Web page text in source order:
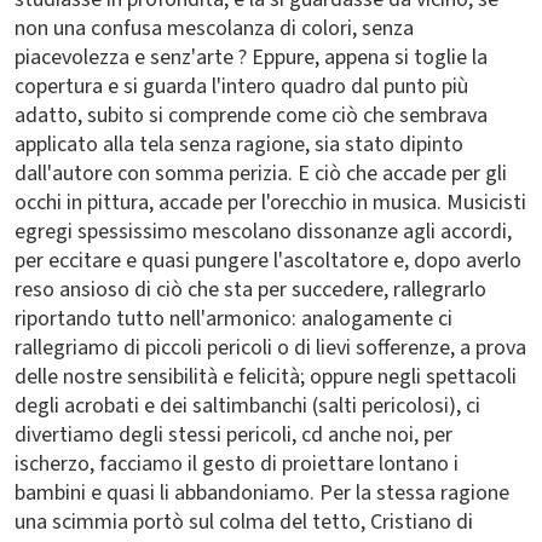
non una confusa mescolanza di colori, senza
piacevolezza e senz'arte ? Eppure, appena si toglie la
copertura e si guarda l'intero quadro dal punto più
adatto, subito si comprende come ciò che sembrava
applicato alla tela senza ragione, sia stato dipinto
dall'autore con somma perizia. E ciò che accade per gli
occhi in pittura, accade per l'orecchio in musica. Musicisti
egregi spessissimo mescolano dissonanze agli accordi,
per eccitare e quasi pungere l'ascoltatore e, dopo averlo
reso ansioso di ciò che sta per succedere, rallegrarlo
riportando tutto nell'armonico: analogamente ci
rallegriamo di piccoli pericoli o di lievi sofferenze, a prova
delle nostre sensibilità e felicità; oppure negli spettacoli
degli acrobati e dei saltimbanchi (salti pericolosi), ci
divertiamo degli stessi pericoli, cd anche noi, per
ischerzo, facciamo il gesto di proiettare lontano i
bambini e quasi li abbandoniamo. Per la stessa ragione
una scimmia portò sul colma del tetto, Cristiano di